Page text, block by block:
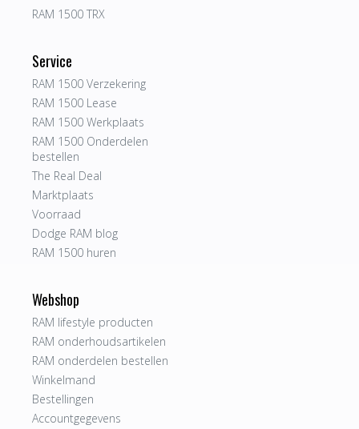
RAM 1500 TRX
Service
RAM 1500 Verzekering
RAM 1500 Lease
RAM 1500 Werkplaats
RAM 1500 Onderdelen
bestellen
The Real Deal
Marktplaats
Voorraad
Dodge RAM blog
RAM 1500 huren
Webshop
RAM lifestyle producten
RAM onderhoudsartikelen
RAM onderdelen bestellen
Winkelmand
Bestellingen
Accountgegevens